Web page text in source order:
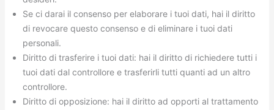
Se ci darai il consenso per elaborare i tuoi dati, hai il diritto
di revocare questo consenso e di eliminare i tuoi dati
personali.
Diritto di trasferire i tuoi dati: hai il diritto di richiedere tutti i
tuoi dati dal controllore e trasferirli tutti quanti ad un altro
controllore.
Diritto di opposizione: hai il diritto ad opporti al trattamento